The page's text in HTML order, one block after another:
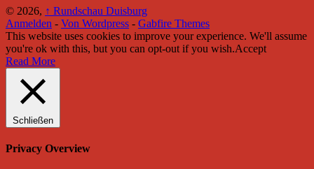
© 2026, ↑ Rundschau Duisburg
Anmelden - Von Wordpress - Gabfire Themes
This website uses cookies to improve your experience. We'll assume
you're ok with this, but you can opt-out if you wish.Accept
Read More
Schließen
Privacy Overview